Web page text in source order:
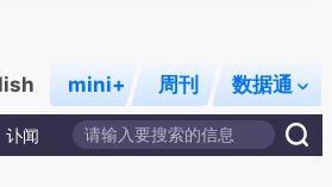
mini+ 周刊 数据通
讣闻